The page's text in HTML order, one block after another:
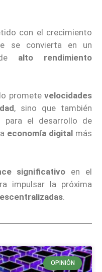
con el crecimiento
se convierta en un
alto rendimiento
promete velocidades
, sino que también
para el desarrollo de
economía digital más
significativo en el
impulsar la próxima
OPINIÓN